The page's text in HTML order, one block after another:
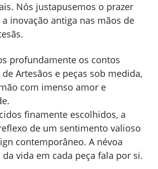
Nós justapusemos o prazer
inovação antiga nas mãos de
profundamente os contos
Artesãos e peças sob medida,
com imenso amor e
finamente escolhidos, a
de um sentimento valioso
contemporâneo. A névoa
vida em cada peça fala por si.